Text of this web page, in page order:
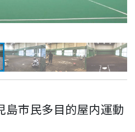
島市民多目的屋内運動